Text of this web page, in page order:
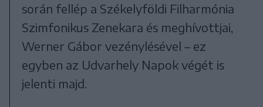
során fellép a Székelyföldi Filharmónia
Szimfonikus Zenekara és meghívottjai,
Werner Gábor vezénylésével – ez
egyben az Udvarhely Napok végét is
jelenti majd.